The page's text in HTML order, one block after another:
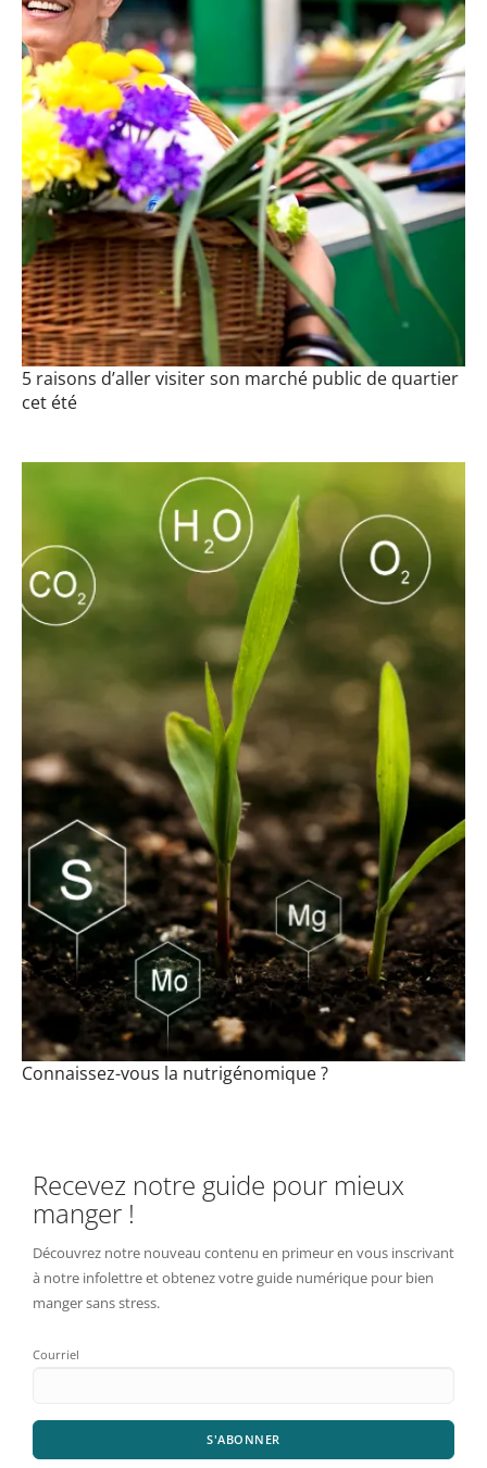
5 raisons d’aller visiter son marché public de quartier
cet été
Connaissez-vous la nutrigénomique ?
Recevez notre guide pour mieux
manger !
Découvrez notre nouveau contenu en primeur en vous inscrivant
à notre infolettre et obtenez votre guide numérique pour bien
manger sans stress.
Courriel
S'ABONNER